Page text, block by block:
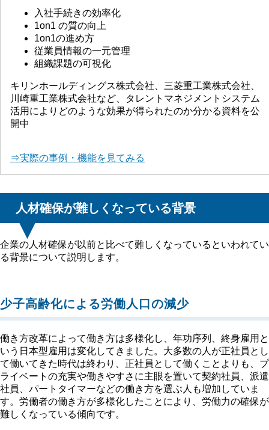
入社手続きの効率化
1on1 の質の向上
1on1の進め方
従業員情報の一元管理
組織課題の可視化
キリンホールディングス株式会社、三菱重工業株式会社、
川崎重工業株式会社など、タレントマネジメントシステム
活用によりどのような効果が得られたのか分かる資料を公
開中
⇒実際の事例・機能を見てみる
人材確保が難しくなっている背景
企業の人材確保が以前と比べて難しくなっているといわれてい
る背景について説明します。
少子高齢化による労働人口の減少
働き方改革によって働き方は多様化し、年功序列、終身雇用と
いう日本型雇用は変化してきました。大多数の人が正社員とし
て働いてきた時代は終わり、正社員として働くことよりも、プ
ライベートの充実や働きやすさに主眼を置いて契約社員、派遣
社員、パートタイマーなどの働き方を選ぶ人も増加していま
す。労働者の働き方が多様化したことにより、労働力の確保が
難しくなっている傾向です。